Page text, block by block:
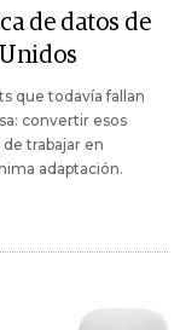
de datos de
que todavía fallan
convertir esos
trabajar en
adaptación.